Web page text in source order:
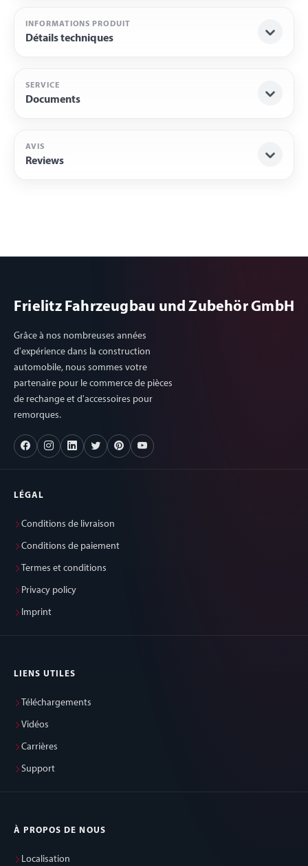
INFORMATIONS PRODUIT
Détails techniques
SERVICE
Documents
AVIS
Reviews
Frielitz Fahrzeugbau und Zubehör GmbH
Grâce à nos nombreuses années
d'expérience dans la construction
automobile, nous sommes votre
partenaire pour le commerce de pièces
de rechange et d'accessoires pour
remorques.
LÉGAL
Conditions de livraison
Conditions de paiement
Termes et conditions
Privacy policy
Imprint
LIENS UTILES
Téléchargements
Vidéos
Carrières
Support
À PROPOS DE NOUS
Localisation